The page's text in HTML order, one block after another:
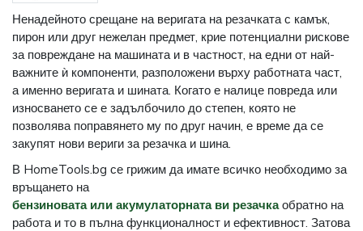
Ненадейното срещане на веригата на резачката с камък,
пирон или друг нежелан предмет, крие потенциални рискове
за повреждане на машината и в частност, на едни от най-
важните ѝ компоненти, разположени върху работната част,
а именно веригата и шината. Когато е налице повреда или
износването се е задълбочило до степен, която не
позволява поправянето му по друг начин, е време да се
закупят нови вериги за резачка и шина.
В HomeTools.bg се грижим да имате всичко необходимо за
връщането на
бензиновата или акумулаторната ви резачкаобратно на
работа и то в пълна функционалност и ефективност. Затова